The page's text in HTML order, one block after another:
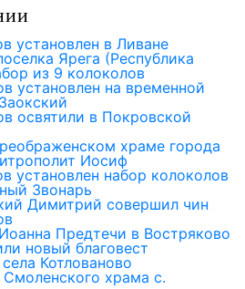
установлен в Ливане
Ярега (Республика
из 9 колоколов
установлен на временной
освятили в Покровской
храме города
Иосиф
установлен набор колоколов
Звонарь
Димитрий совершил чин
Предтечи в Востряково
новый благовест
Котлованово
храма с.